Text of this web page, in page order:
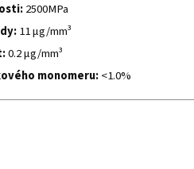
2500MPa
11 μg/mm³
0.2 μg/mm³
monomeru:<1.0%